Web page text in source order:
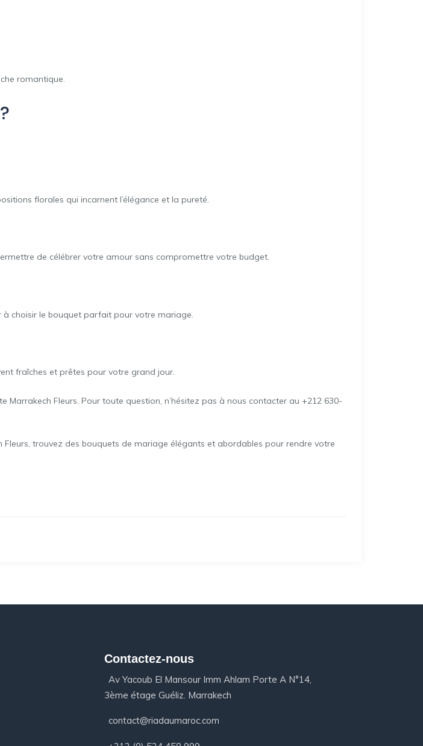
romantique.
florales qui incarnent l’élégance et la pureté.
de célébrer votre amour sans compromettre votre budget.
choisir le bouquet parfait pour votre mariage.
fraîches et prêtes pour votre grand jour.
Fleurs. Pour toute question, n’hésitez pas à nous contacter au +212 630-
trouvez des bouquets de mariage élégants et abordables pour rendre votre
Contactez-nous
Av Yacoub El Mansour Imm Ahlam Porte A N°14,
3ème étage Guéliz. Marrakech
contact@riadaumaroc.com